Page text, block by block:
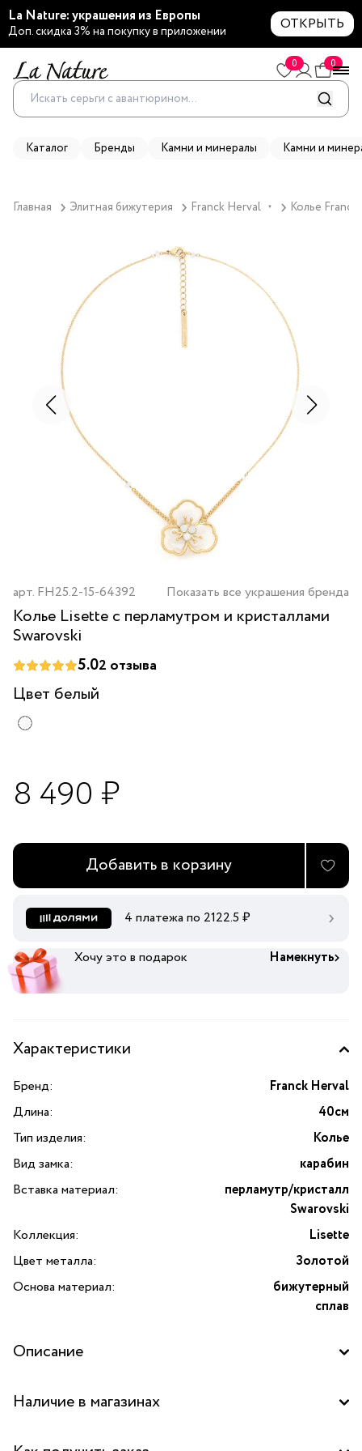
La Nature: украшения из Европы
Доп. скидка 3% на покупку в приложении ОТКРЫТЬ
0 0
Каталог Бренды Камни и минералы Камни и
Главная Элитная бижутерия Franck Herval ▼ Колье
арт. FH25.2-15-64392 Показать все украшения бренда
Колье Lisette с перламутром и кристаллами
Swarovski
5.02 отзыва
Цвет белый
8 490 ₽
Добавить в корзину
4 платежа по 2122.5 ₽
Хочу это в подарок Намекнуть
Характеристики
Бренд:
Franck Herval
Длина:
40см
Тип изделия:
Колье
Вид замка:
карабин
Вставка материал:
перламутр/кристалл
Swarovski
Коллекция:
Lisette
Цвет металла:
Золотой
Основа материал:
бижутерный
сплав
Описание
от французского бренда Franck Herval станет изысканным
Наличие в магазинах
Бутик "La Nature" в ТРК "FORT", Москва